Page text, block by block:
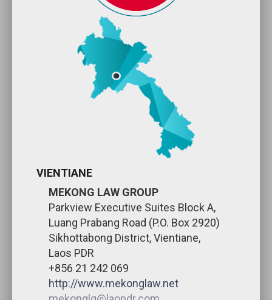
VIENTIANE
MEKONG LAW GROUP
Parkview Executive Suites Block A,
Luang Prabang Road (P.O. Box 2920)
Sikhottabong District, Vientiane,
Laos PDR
+856 21 242 069
http://www.mekonglaw.net